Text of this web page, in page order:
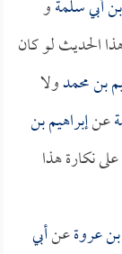
أبي سلمةو
الحديث لو كان
بن محمدولا
عنإبراهيم بن
نكارة هذا
عروةعنأبي